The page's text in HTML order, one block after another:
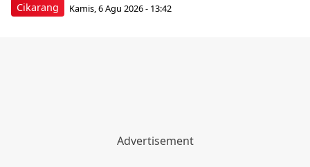
Cikarang Kamis, 6 Agu 2026 - 13:42